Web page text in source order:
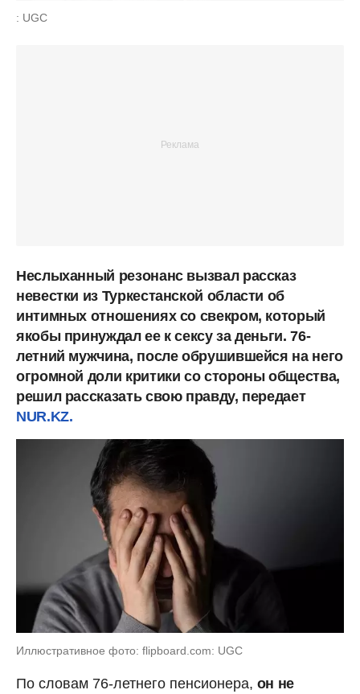
: UGC
Неслыханный резонанс вызвал рассказ
невестки из Туркестанской области об
интимных отношениях со свекром, который
якобы принуждал ее к сексу за деньги. 76-
летний мужчина, после обрушившейся на него
огромной доли критики со стороны общества,
решил рассказать свою правду, передает
NUR.KZ.
Иллюстративное фото: flipboard.com: UGC
По словам 76-летнего пенсионера, он не